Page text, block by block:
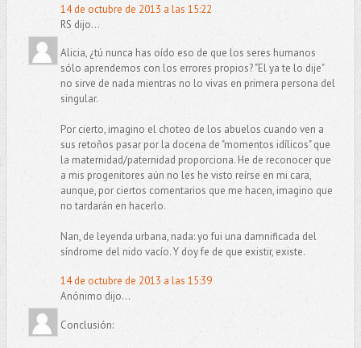
14 de octubre de 2013 a las 15:22
RS dijo...
Alicia, ¿tú nunca has oído eso de que los seres humanos
sólo aprendemos con los errores propios? "El ya te lo dije"
no sirve de nada mientras no lo vivas en primera persona del
singular.
Por cierto, imagino el choteo de los abuelos cuando ven a
sus retoños pasar por la docena de "momentos idílicos" que
la maternidad/paternidad proporciona. He de reconocer que
a mis progenitores aún no les he visto reírse en mi cara,
aunque, por ciertos comentarios que me hacen, imagino que
no tardarán en hacerlo.
Nan, de leyenda urbana, nada: yo fui una damnificada del
síndrome del nido vacío. Y doy fe de que existir, existe.
14 de octubre de 2013 a las 15:39
Anónimo dijo...
Conclusión: